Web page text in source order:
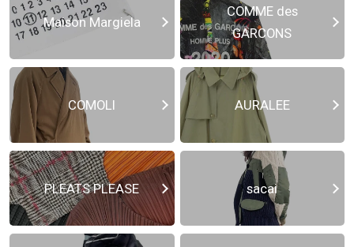
Maison Margiela
COMME des
GARCONS
COMOLI AURALEE
PLEATS PLEASE sacai